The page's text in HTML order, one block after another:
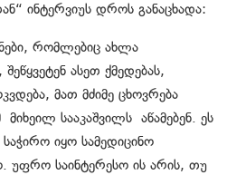
ინტერვიუს დროს განაცხადა:
რომლებიც ახლა
ასეთ ქმედებას,
მათ მძიმე ცხოვრება
სააკაშვილს აწამებენ. ეს
იყო სამედიცინო
უფრო საინტერესო ის არის, თუ